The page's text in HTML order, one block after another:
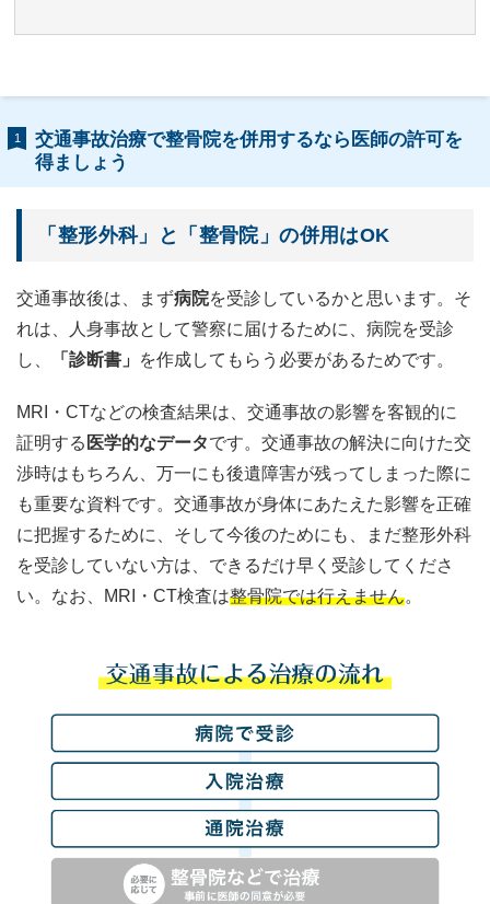
1
交通事故治療で整骨院を併用するなら医師の許可を
得ましょう
「整形外科」と「整骨院」の併用はOK
交通事故後は、まず病院を受診しているかと思います。そ
れは、人身事故として警察に届けるために、病院を受診
し、
「診断書」 を作成してもらう必要があるためです。
MRI・CTなどの検査結果は、交通事故の影響を客観的に
証明する 医学的なデータです。交通事故の解決に向けた交
渉時はもちろん、万一にも後遺障害が残ってしまった際に
も重要な資料です。交通事故が身体にあたえた影響を正確
に把握するために、そして今後のためにも、まだ整形外科
を受診していない方は、できるだけ早く受診してくださ
い。なお、MRI・CT検査は整骨院では行えません。